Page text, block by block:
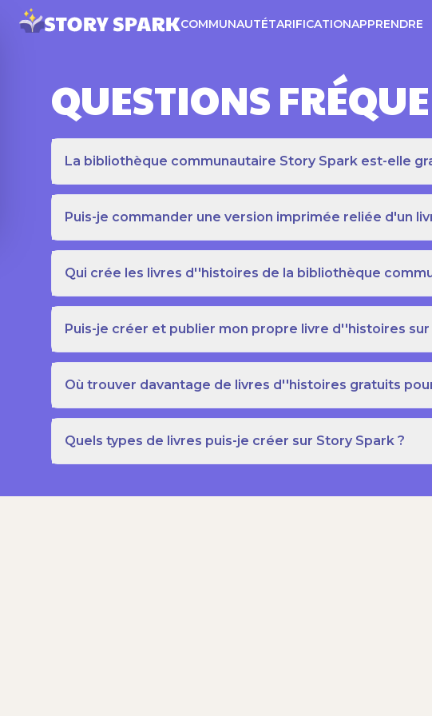
COMMUNAUTÉTARIFICATIONAPPRENDRE
QUESTIONS
La bibliothèque communautaire Story Spark est-elle
Puis-je commander une version imprimée reliée d'un
Qui crée les livres d''histoires de la bibliothèque
Puis-je créer et publier mon propre livre d''histoires sur
Où trouver davantage de livres d''histoires gratuits
Quels types de livres puis-je créer sur Story Spark ?